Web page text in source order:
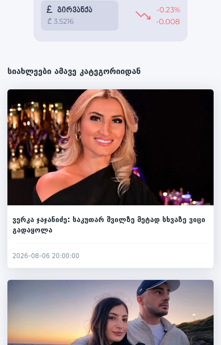
სიახლეები ამავე კატეგორიიდან
ვერკა ჯაჯანიძე: საკუთარ შვილზე მეტად სხვაზე ვიცი
გადაყოლა
2026-08-06 20:00:00